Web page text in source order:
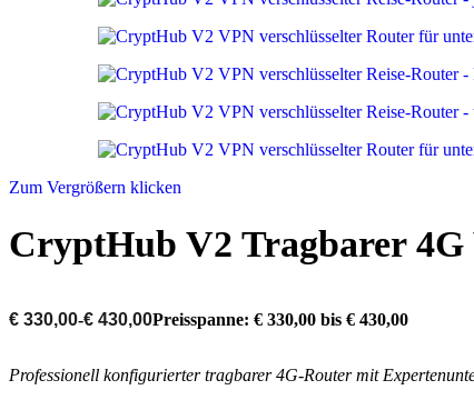
Zum Vergrößern klicken
CryptHub V2 Tragbarer 4G
€ 330,00-€ 430,00Preisspanne: € 330,00 bis € 430,00
Professionell konfigurierter tragbarer 4G-Router mit